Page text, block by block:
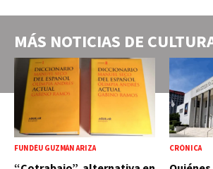
MÁS NOTICIAS DE
FUNDÉU GUZMÁN ARIZA CRÓNICA